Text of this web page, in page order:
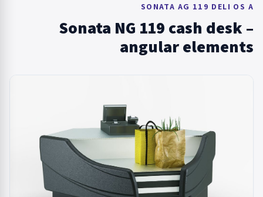
SONATA AG 119 DELI OS A
Sonata NG 119 cash desk –
angular elements